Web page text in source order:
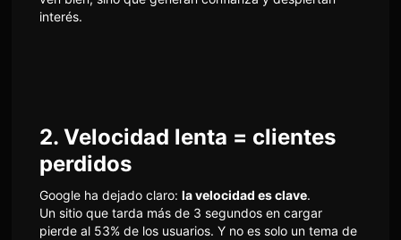
interés.
2. Velocidad lenta = clientes
perdidos
Google ha dejado claro: la velocidad es clave.
Un sitio que tarda más de 3 segundos en cargar
pierde al 53% de los usuarios. Y no es solo un tema de